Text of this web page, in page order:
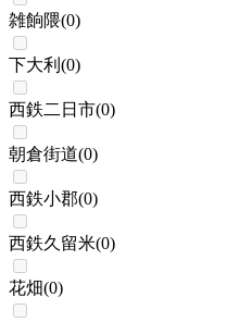
雑餉隈(0)
下大利 (0)
西鉄二日市(0)
朝倉街道(0)
西鉄小郡(0)
西鉄久留米(0)
花畑(0)